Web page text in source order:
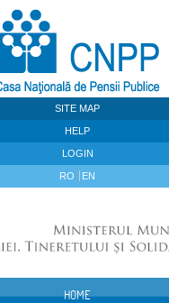
SITE MAP
HELP
LOGIN
RO EN
HOME